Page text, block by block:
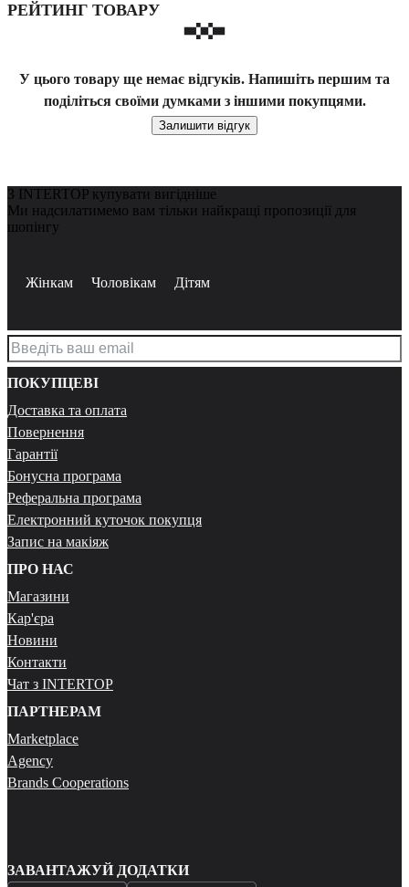
РЕЙТИНГ ТОВАРУ
У цього товару ще немає відгуків. Напишіть першим та
поділіться своїми думками з іншими покупцями.
Залишити відгук
З INTERTOP купувати вигідніше
Ми надсилатимемо вам тільки найкращі пропозиції для
шопінгу
Жінкам Чоловікам Дітям
ПОКУПЦЕВІ
Доставка та оплата
Повернення
Гарантії
Бонусна програма
Реферальна програма
Електронний куточок покупця
Запис на макіяж
ПРО НАС
Магазини
Кар'єра
Новини
Контакти
Чат з INTERTOP
ПАРТНЕРАМ
Marketplace
Agency
Brands Cooperations
ЗАВАНТАЖУЙ ДОДАТКИ